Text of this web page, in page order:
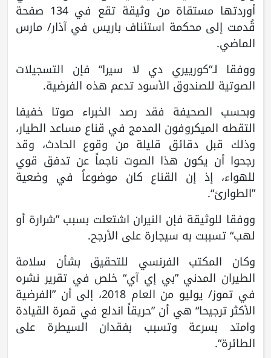
أوردتها مستقاة من وثيقة تقع في 134 صفحة
قُدمت إلى محكمة استئناف باريس في آذار/ مارس
الماضي.
ووفقا لـ“كورييري دي لا سيرا“ فإن التسجيلات
الصوتية للصندوق الأسود تدعم هذه الفرضية.
وبحسب الصحيفة فقد رصد الخبراء صوتا خفيفا
التقطه الميكروفون المدمج في قناع مساعد الطيار،
وذلك قبل دقائق قليلة من وقوع الحادث، وقد
رجحوا أن يكون هذا الصوت ناجماً عن تدفق قوي
للهواء، إذ إن القناع كان موضوعاً في وضعية
”الطوارئ“.
ووفقا للوثيقة فإن النيران اشتعلت بسبب ”شرارة أو
لهب“ تسببت به سيجارة على الأرجح.
وكان المكتب الفرنسي للتحقيق بشأن سلامة
الطيران المدني ”بي إي آي“ خلص في تقرير نشره
في تموز/ يوليو من العام 2018، إلى أن ”الفرضية
الأكثر ترجيحا“ هي أن ”حريقاً اندلع في قمرة القيادة
وامتد بسرعة وتسبب بفقدان السيطرة على
الطائرة“.